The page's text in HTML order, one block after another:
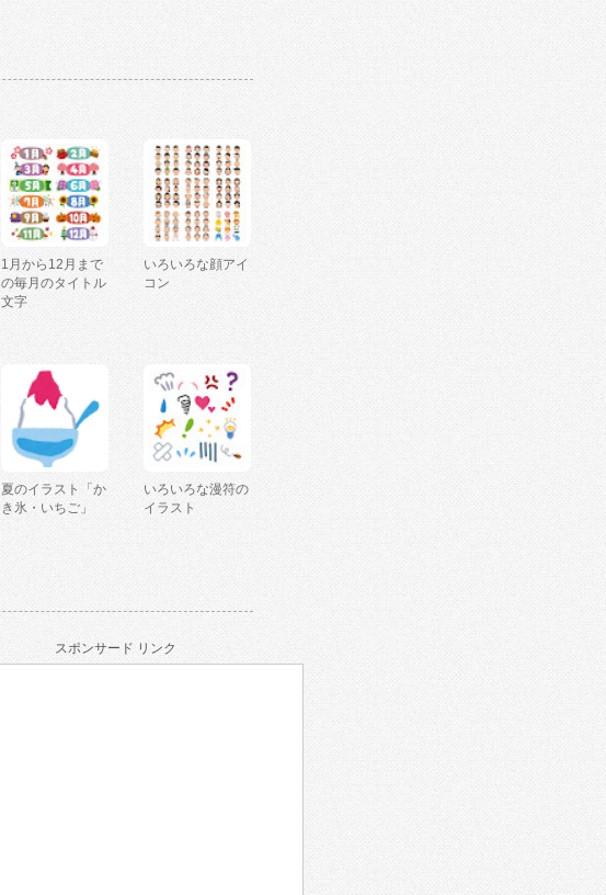
1月から12月まで
の毎月のタイトル
文字
いろいろな顔アイ
コン
夏のイラスト「か
き氷・いちご」
いろいろな漫符の
イラスト
スポンサード リンク